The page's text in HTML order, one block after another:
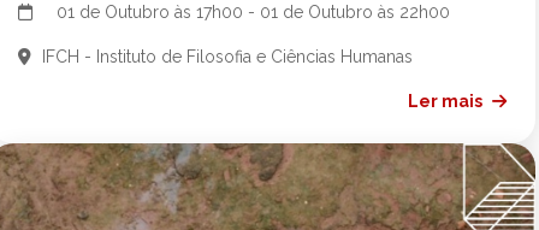
01 de Outubro às 17h00 - 01 de Outubro às 22h00
IFCH - Instituto de Filosofia e Ciências Humanas
Ler mais